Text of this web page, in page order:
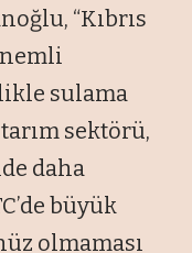
“Kıbrıs
sulama
sektörü,
daha
büyük
olmaması